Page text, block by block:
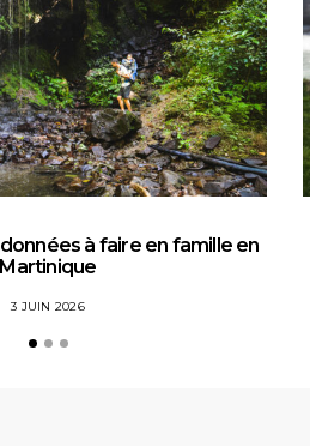
à faire en famille en
Martinique
3 JUIN 2026